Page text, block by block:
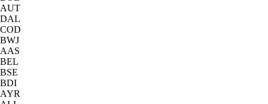
AUT
DAL
COD
BWJ
AAS
BEL
BSE
BDI
AYR